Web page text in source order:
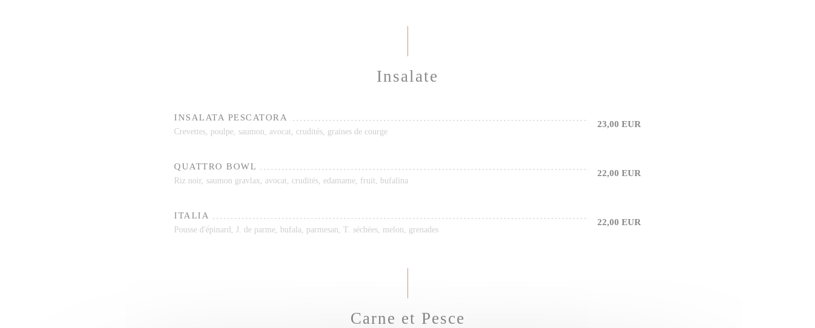
Insalate
INSALATA PESCATORA
Crevettes, poulpe, saumon, avocat, crudités, graines de courge
23,00 EUR
QUATTRO BOWL
Riz noir, saumon gravlax, avocat, crudités, edamame, fruit, bufalina
22,00 EUR
ITALIA
Pousse d'épinard, J. de parme, bufala, parmesan, T. séchées, melon, grenades
22,00 EUR
Carne et Pesce